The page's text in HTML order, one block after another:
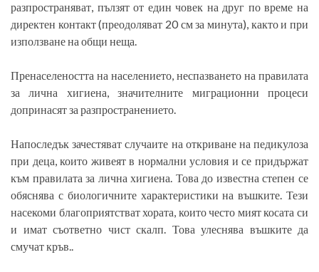
разпространяват, пълзят от един човек на друг по време на
директен контакт (преодоляват 20 см за минута), както и при
използване на общи неща.
Пренаселеността на населението, неспазването на правилата
за лична хигиена, значителните миграционни процеси
допринасят за разпространението.
Напоследък зачестяват случаите на откриване на педикулоза
при деца, които живеят в нормални условия и се придържат
към правилата за лична хигиена. Това до известна степен се
обяснява с биологичните характеристики на въшките. Тези
насекоми благоприятстват хората, които често мият косата си
и имат съответно чист скалп. Това улеснява въшките да
смучат кръв..